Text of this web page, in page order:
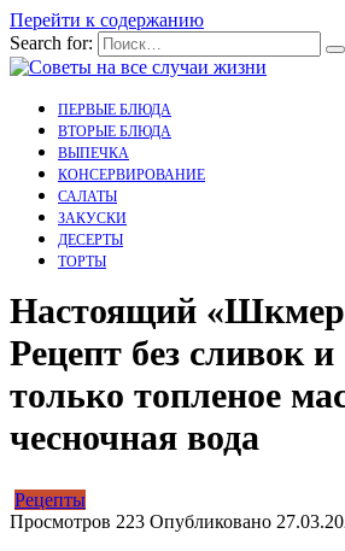
Перейти к содержанию
Search for:
ПЕРВЫЕ БЛЮДА
ВТОРЫЕ БЛЮДА
ВЫПЕЧКА
КОНСЕРВИРОВАНИЕ
САЛАТЫ
ЗАКУСКИ
ДЕСЕРТЫ
ТОРТЫ
Настоящий
Рецепт без сливок
только топленое
чесночная вода
Рецепты
Просмотров 223 Опубликовано